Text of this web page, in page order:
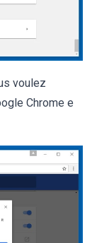
voulez
Chrome e